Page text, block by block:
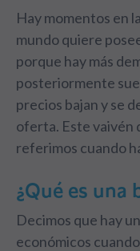
Hay momentos en
mundo quiere
porque hay más
posteriormente
precios bajan y se
oferta. Este vaivén
referimos cuando
¿Qué es una
Decimos que hay
económicos